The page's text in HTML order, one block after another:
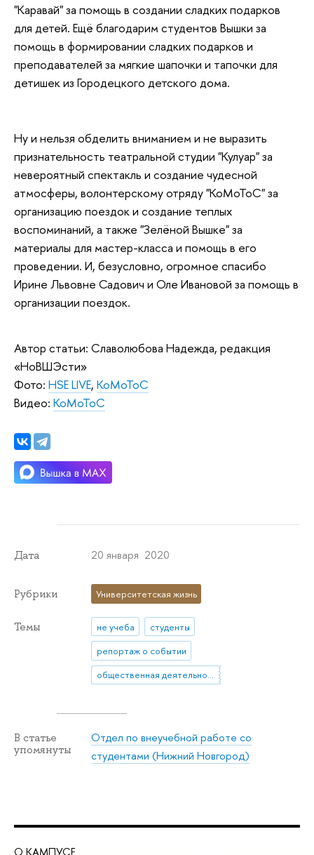
"Каравай" за помощь в создании сладких подарков
для детей. Ещё благодарим студентов Вышки за
помощь в формировании сладких подарков и
преподавателей за мягкие шапочки и тапочки для
детишек из Городецкого детского дома.
Ну и нельзя обделить вниманием и не выразить
признательность театральной студии "Кулуар" за
невероятный спектакль и создание чудесной
атмосферы, волонтерскому отряду "КоМоТоС" за
организацию поездок и создание теплых
воспоминаний, а также "Зелёной Вышке" за
материалы для мастер-класса и помощь в его
проведении. И, безусловно, огромное спасибо
Ирине Львовне Садович и Оле Ивановой за помощь в
организации поездок.
Автор статьи: Славолюбова Надежда, редакция
«НоВШЭсти»
Фото: HSE LIVE, КоМоТоС
Видео: КоМоТоС
Дата 20 января 2020
Рубрики Университетская жизнь
Темы не учеба
студенты
репортаж о событии
общественная деятельность
В статье
упомянуты
Отдел по внеучебной работе со
студентами (Нижний Новгород)
О КАМПУСЕ